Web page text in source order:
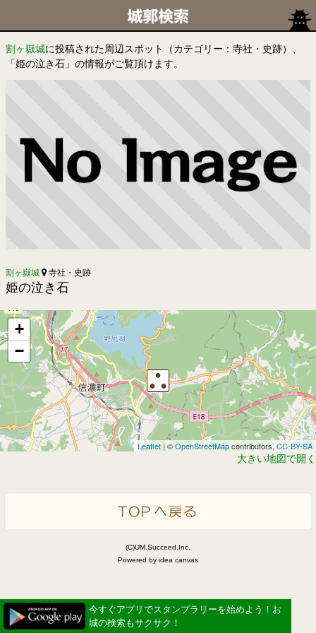
割ヶ嶽城に投稿された周辺スポット（カテゴリー：寺社・史跡）、
「姫の泣き石」の情報がご覧頂けます。
割ヶ嶽城 寺社・史跡
姫の泣き石
+
−
Leaflet | ©OpenStreetMapcontributors, CC-BY-SA
大きい地図で開く
(C)UM.Succeed,Inc.
Powered by idea canvas
今すぐアプリでスタンプラリーを始めよう！お
城の検索もサクサク！